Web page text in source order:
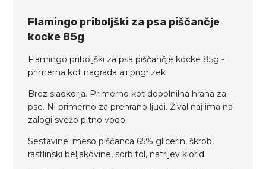
Flamingo priboljški za psa piščančje
kocke 85g
Flamingo priboljški za psa piščančje kocke 85g -
primerna kot nagrada ali prigrizek
Brez sladkorja. Primerno kot dopolnilna hrana za
pse. Ni primerno za prehrano ljudi. Žival naj ima na
zalogi svežo pitno vodo.
Sestavine: meso piščanca 65% glicerin, škrob,
rastlinski beljakovine, sorbitol, natrijev klorid